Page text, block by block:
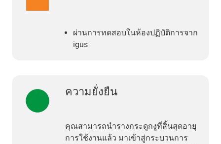
ผ่านการทดสอบในห้องปฏิบัติการจาก
igus
ความยั่งยืน
คุณสามารถนำรางกระดูกงูที่สิ้นสุดอายุ
การใช้งานแล้ว มาเข้าสู่กระบวนการ